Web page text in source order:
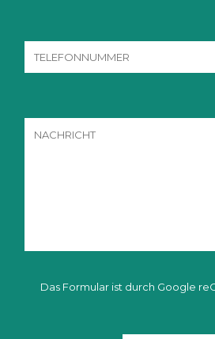
Das Formular ist durch Google